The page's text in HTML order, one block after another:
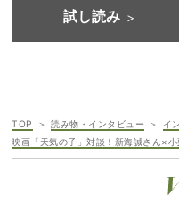
試し読み
TOP 読み物・インタビュー
イ
映画「天気の子」対談！新海誠さん×小